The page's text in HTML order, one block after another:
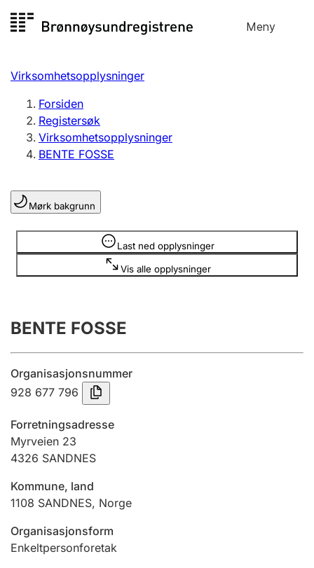
til
Meny
Registersøk
Aksjeselskap
Enkeltpersonforetak
Registrere, endre, slette
Lag og forening
Registrere, endre, slette
Årsregnskap
Innsending og forsinkelsesgebyr
Tinglysing
Jeger
Ektepaktveileder
Virksomhetsopplysninger
Forsiden
Registersøk
Virksomhetsopplysninger
BENTE FOSSE
Mørk bakgrunn
Last ned opplysninger
Vis alle opplysninger
Opplysninger er skjult
BENTE FOSSE
Organisasjonsnummer
928 677 796
Forretningsadresse
Myrveien 23
4326 SANDNES
Kommune, land
1108 SANDNES, Norge
Organisasjonsform
Enkeltpersonforetak